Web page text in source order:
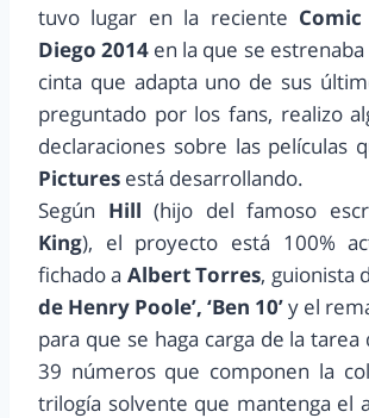
tuvo lugar en la reciente
Diego 2014 en la que se
cinta que adapta uno de sus
preguntado por los fans, realizo
declaraciones sobre las películas
Pictures está desarrollando.
Según Hill (hijo del famoso
King), el proyecto está 100%
fichado a Albert Torres, guionista
de Henry Poole’, ‘Ben 10’y el
para que se haga carga de la tarea
39 números que componen la
trilogía solvente que mantenga el